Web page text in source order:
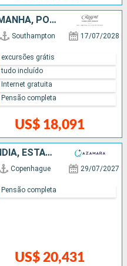
NORUEGA, DINAMARCA, ALEMANHA, POLÓNIA, LETÔNIA, SUÃCIA
Southampton 17/07/2028
US$ 18,091
excursões grátis
tudo incluído
Internet gratuita
Pensão completa
DINAMARCA, SUÃCIA, FINLÃNDIA, ESTÃNIA, LETÔNIA, POLÓNIA, ALEMANHA, IRLANDA, FEROE (ILHAS), ISLÂNDIA, GROELÂNDIA, CANADÁ, ESTADOS UNIDOS
Copenhague 29/07/2027
US$ 20,431
Pensão completa